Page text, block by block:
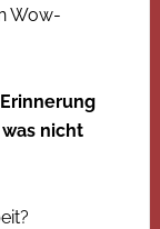
Wow-
nicht